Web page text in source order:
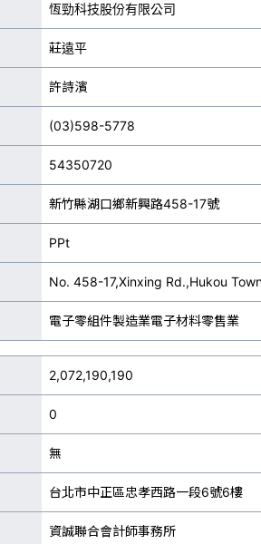
恆勁科技股份有限公司
莊遠平
許詩濱
(03)598-5778
54350720
新竹縣湖口鄉新興路458-17號
PPt
No. 458-17,Xinxing Rd.,Hukou
電子零組件製造業電子材料零售業
2,072,190,190
0
無
台北市中正區忠孝西路一段6號6樓
資誠聯合會計師事務所